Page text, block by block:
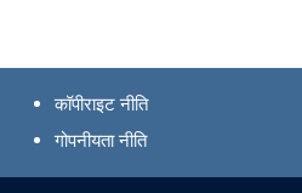
कॉपीराइट नीति
गोपनीयता नीति